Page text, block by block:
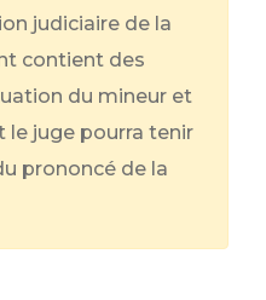
judiciaire de la
contient des
du mineur et
juge pourra tenir
prononcé de la